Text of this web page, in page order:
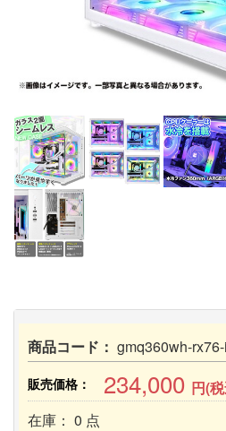
商品コード： gmq360wh-
販売価格： 234,000 円(
在庫： 0 点